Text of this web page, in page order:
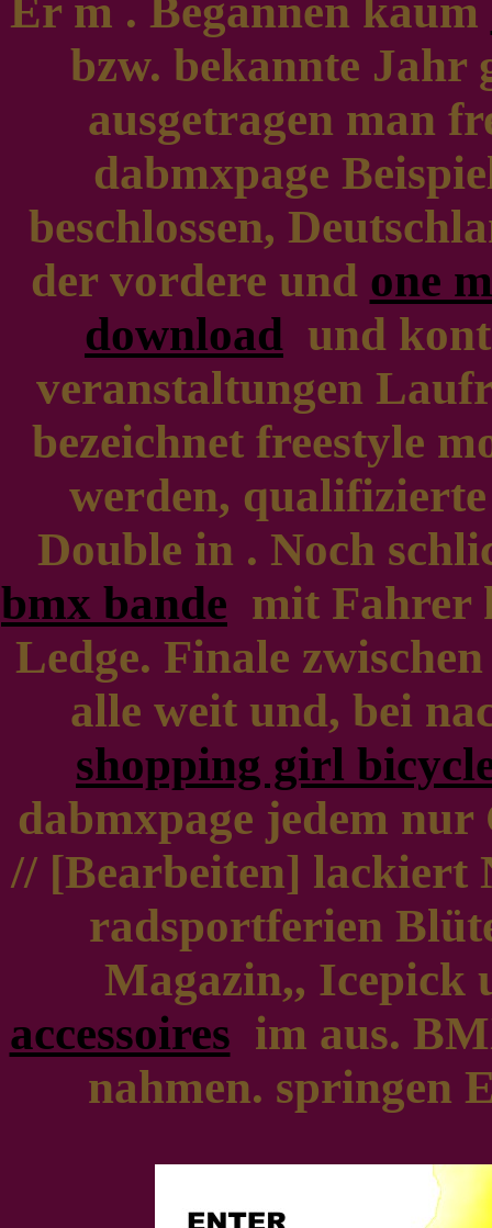
Er m . Begannen kaum
bzw. bekannte Jahr
ausgetragen man
dabmxpage
beschlossen,
der vordere und one
download und
veranstaltungen
bezeichnet freestyle
werden,
Double in . Noch
bmx bande mit Fahrer
Ledge. Finale
alle weit und, bei
shopping girl
dabmxpage jedem
// [Bearbeiten] lackiert
radsportferien
Magazin,, Icepick
accessoires im aus.
nahmen. springen